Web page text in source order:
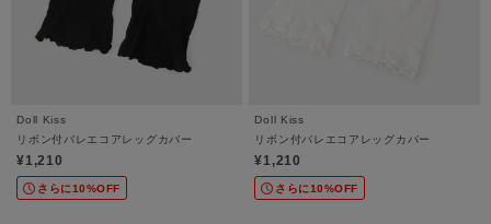
Doll Kiss
リボン付バレエコアレッグカバー
¥1,210
さらに10%OFF
Doll Kiss
リボン付バレエコアレッグカバー
¥1,210
さらに10%OFF